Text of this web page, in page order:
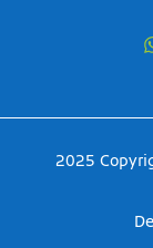
2025